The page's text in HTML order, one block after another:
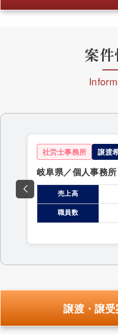
案
社労士事務所 譲渡
岐阜県／個人事務所
売上高
職員数
譲渡・譲